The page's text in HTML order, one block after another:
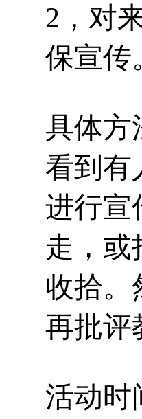
2，对
保宣传
具体方
看到有
进行宣
走，或
收拾。
再批评
活动时